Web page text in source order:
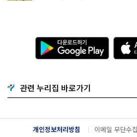
다
운
로
기
G
o
g
l
e
관련 누리집 바로가기
개인정보처리방침 이메일 무단수